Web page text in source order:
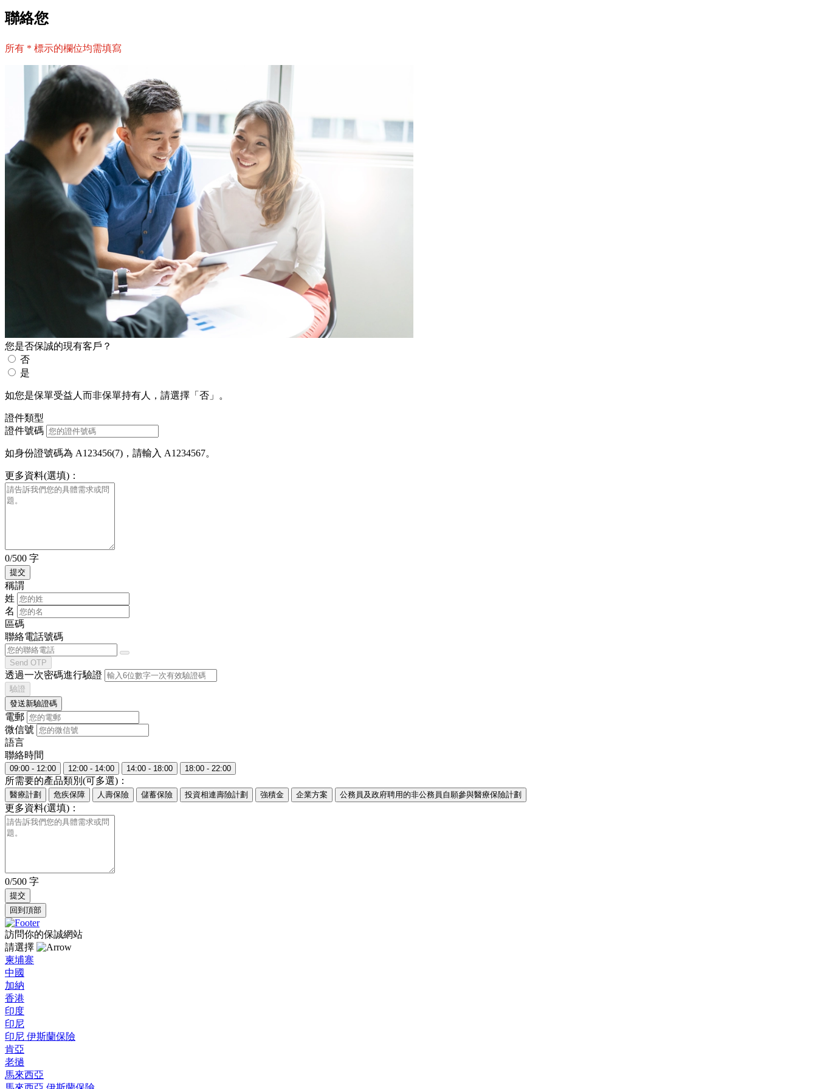
聯絡您
所有 * 標示的欄位均需填寫
您是否保誠的現有客戶？
否
是
如您是保單受益人而非保單持有人，請選擇「否」。
證件類型
證件號碼
如身份證號碼為 A123456(7)，請輸入 A1234567。
更多資料(選填)：
0/500 字
稱謂
姓
名
區碼
聯絡電話號碼
Send OTP
透過一次密碼進行驗證
驗證
發送新驗證碼
電郵
微信號
語言
聯絡時間
09:00 - 12:00 12:00 - 14:00 14:00 - 18:00 18:00 - 22:00
所需要的產品類別(可多選)：
醫療計劃 危疾保障 人壽保險 儲蓄保險 投資相連壽險計劃 強積金 企業方案 公務員及政府聘用的非公務員自願參與醫療保險計劃
更多資料(選填)：
0/500 字
回到頂部
訪問你的保誠網站
請選擇
柬埔寨
中國
加納
香港
印度
印尼
印尼 伊斯蘭保險
肯亞
老撾
馬來西亞